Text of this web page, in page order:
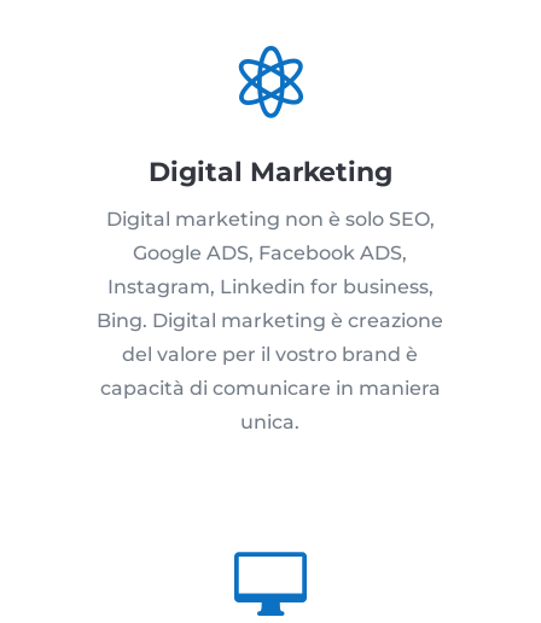

Digital Marketing
Digital marketing non è solo SEO,
Google ADS, Facebook ADS,
Instagram, Linkedin for business,
Bing. Digital marketing è creazione
del valore per il vostro brand è
capacità di comunicare in maniera
unica.
